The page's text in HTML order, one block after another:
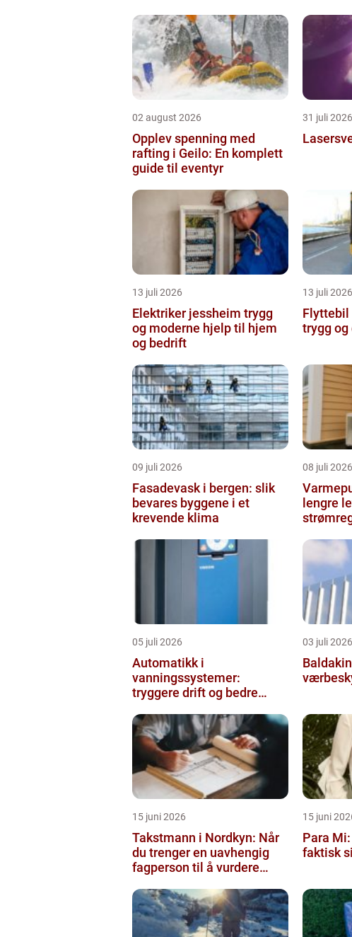
02 august 2026
Opplev spenning med
rafting i Geilo: En komplett
guide til eventyr
31 juli 2026
13 juli 2026
Elektriker jessheim trygg
og moderne hjelp til hjem
og bedrift
13 juli 2026
Flyttebil nøkkelen til en
trygg
09 juli 2026
Fasadevask i bergen: slik
bevares byggene i et
krevende klima
08 juli 2026
lengre
05 juli 2026
Automatikk i
vanningssystemer:
tryggere drift og bedre
03 juli 2026
Baldakiner mer
15 juni 2026
Takstmann i Nordkyn: Når
du trenger en uavhengig
fagperson til å vurdere
15 juni
Para
faktisk